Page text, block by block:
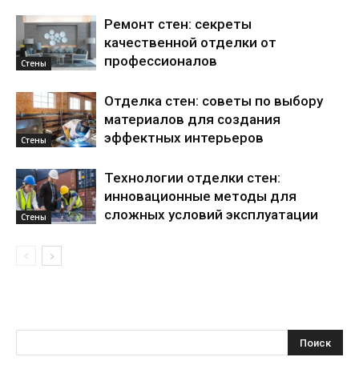
Стены
Ремонт стен: секреты
качественной отделки от
профессионалов
Стены
Отделка стен: советы по выбору
материалов для создания
эффектных интерьеров
Стены
Технологии отделки стен:
инновационные методы для
сложных условий эксплуатации